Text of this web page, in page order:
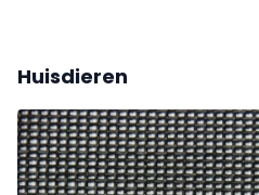
Huisdieren